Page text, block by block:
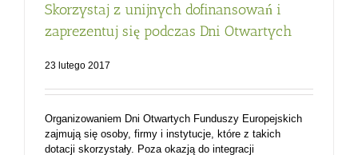
Skorzystaj z unijnych dofinansowań i
zaprezentuj się podczas Dni Otwartych
23 lutego 2017
Organizowaniem Dni Otwartych Funduszy Europejskich
zajmują się osoby, firmy i instytucje, które z takich
dotacji skorzystały. Poza okazją do integracji